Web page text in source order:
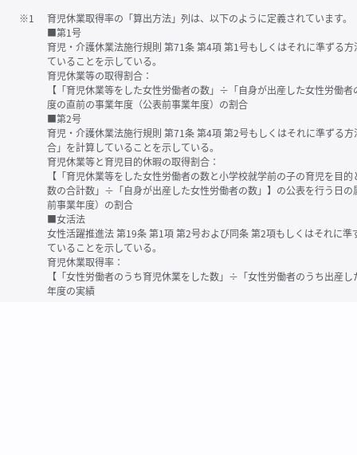
※1
育児休業取得率の「算出方法」列は、以下のように定義されています。
■第1号
育児・介護休業法施行規則 第71条 第4項 第1号もしくはそれに準ずる
ていることを示している。
育児休業等の取得割合：
【「育児休業等をした女性労働者の数」÷「自身が出産した女性労働
度の直前の事業年度（公表前事業年度）の割合
■第2号
育児・介護休業法施行規則 第71条 第4項 第2号もしくはそれに準ずる
合」を計算していることを示している。
育児休業等と育児目的休暇の取得割合：
【「育児休業等をした女性労働者の数と小学校就学前の子の育児を目
数の合計数」÷「自身が出産した女性労働者の数」】の公表を行う日
前事業年度）の割合
■女活法
女性活躍推進法 第19条 第1項 第2号および同条 第2項もしくはそれに
ていることを示している。
育児休業取得率：
【「女性労働者のうち育児休業をした数」÷「女性労働者のうち出産
年度の実績